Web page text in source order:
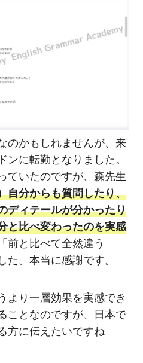
のかもしれませんが、来
ンに転勤となりました。
ていたのですが、森先生
自分からも質問したり、
ディテールが分かったり
と比べ変わったのを実感
前と比べて全然違う
た。本当に感謝です。
より一層効果を実感でき
ことなのですが、日本で
方に伝えたいですね